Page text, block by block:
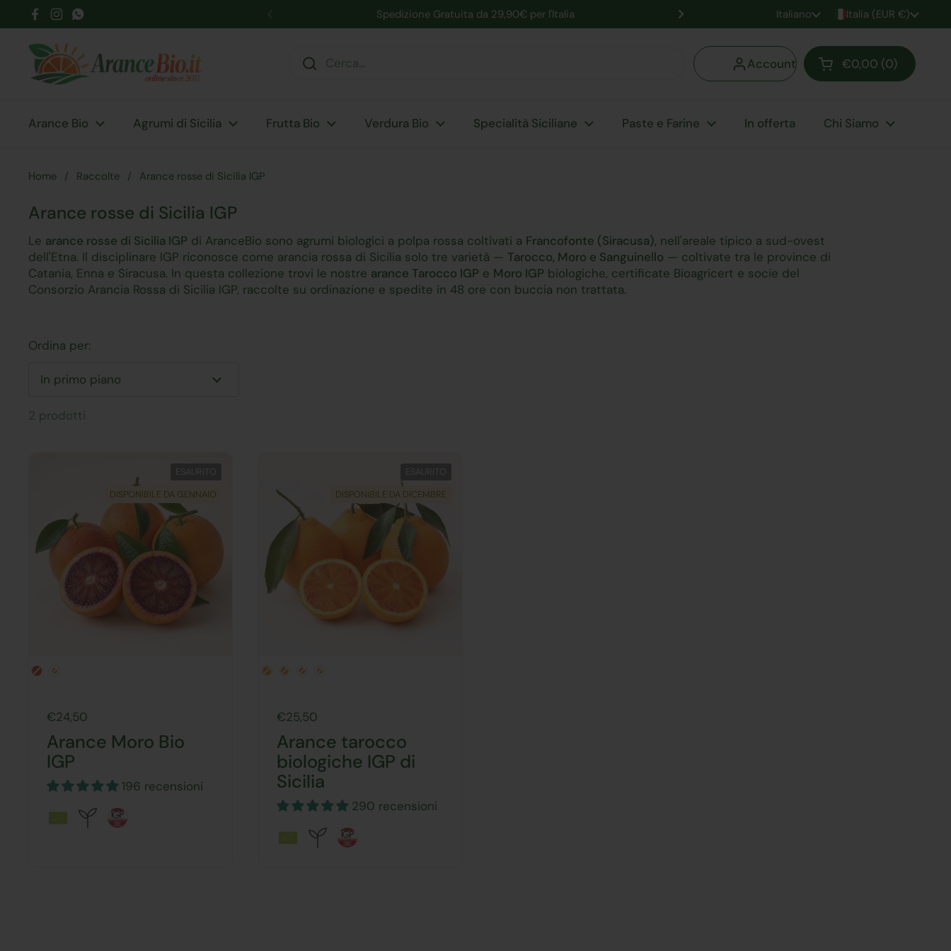
Passa ai contenuti
Facebook
Instagram
WhatsApp Spedizione Gratuita da 29,90€ per l'Italia Iscriviti alla newsletter per ottonere uno
Successivo Lingua
Italiano Paese/Area geografica
Italia (EUR €)
Account Apri carrello
Carrello Totale:
€0,00 0
prodotti nel
Arance Bio Agrumi di Sicilia Frutta Bio Verdura Bio Specialità Siciliane Paste e Farine In offerta Chi Siamo
Home / Raccolte / Arance rosse di Sicilia IGP
Arance rosse di Sicilia IGP
Le arance rosse di Sicilia IGP di AranceBio sono agrumi biologici a polpa rossa coltivati a Francofonte (Siracusa), nell'areale tipico a sud-ovest
dell'Etna. Il disciplinare IGP riconosce come arancia rossa di Sicilia solo tre varietà — Tarocco, Moro e Sanguinello — coltivate tra le province di
Catania, Enna e Siracusa. In questa collezione trovi le nostre arance Tarocco IGP e Moro IGP biologiche, certificate Bioagricert e socie del
Consorzio Arancia Rossa di Sicilia IGP, raccolte su ordinazione e spedite in 48 ore con buccia non trattata.
Ordina per:
2 prodotti
Prezzo:
€24,50
Arance Moro Bio
IGP
196 recensioni
DISPONIBILE DA GENNAIO
Prezzo:
€25,50
Arance tarocco
biologiche IGP di
Sicilia
290 recensioni
DISPONIBILE DA DICEMBRE